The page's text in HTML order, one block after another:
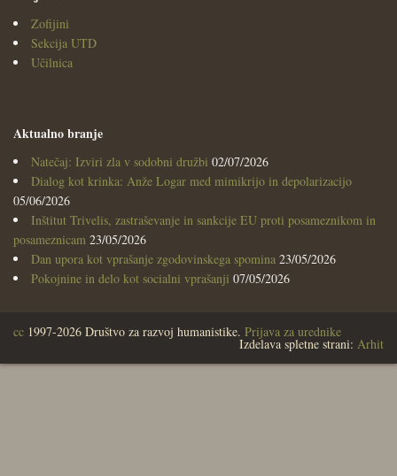
Zofijini
Sekcija UTD
Učilnica
Aktualno branje
Natečaj: Izviri zla v sodobni družbi 02/07/2026
Dialog kot krinka: Anže Logar med mimikrijo in depolarizacijo
05/06/2026
Inštitut Trivelis, zastraševanje in sankcije EU proti posameznikom in
posameznicam 23/05/2026
Dan upora kot vprašanje zgodovinskega spomina 23/05/2026
Pokojnine in delo kot socialni vprašanji 07/05/2026
cc 1997-2026 Društvo za razvoj humanistike. Prijava za urednike
Izdelava spletne strani: Arhit